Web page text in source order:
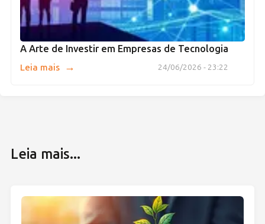
A Arte de Investir em Empresas de Tecnologia
24/06/2026 - 23:22
Leia mais →
Leia mais...